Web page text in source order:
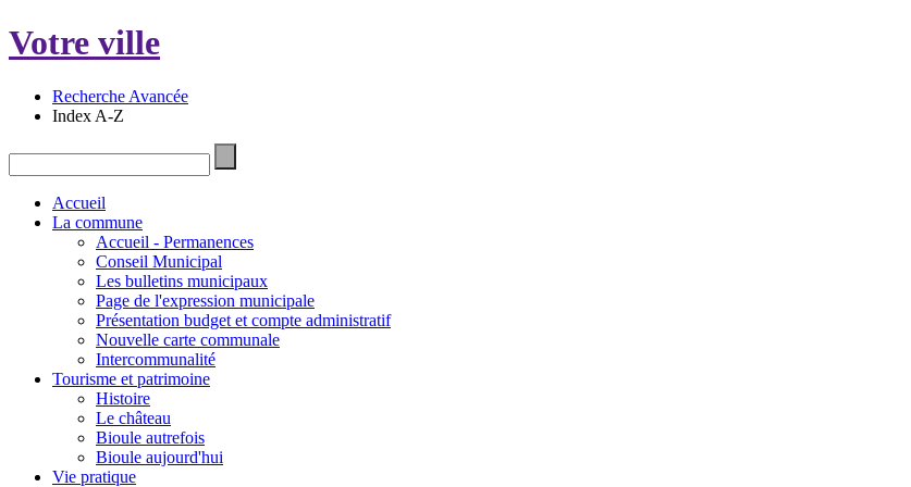
Votre ville
Recherche Avancée
Index A-Z
Accueil
La commune
Accueil - Permanences
Conseil Municipal
Les bulletins municipaux
Page de l'expression municipale
Présentation budget et compte administratif
Nouvelle carte communale
Intercommunalité
Tourisme et patrimoine
Histoire
Le château
Bioule autrefois
Bioule aujourd'hui
Vie pratique